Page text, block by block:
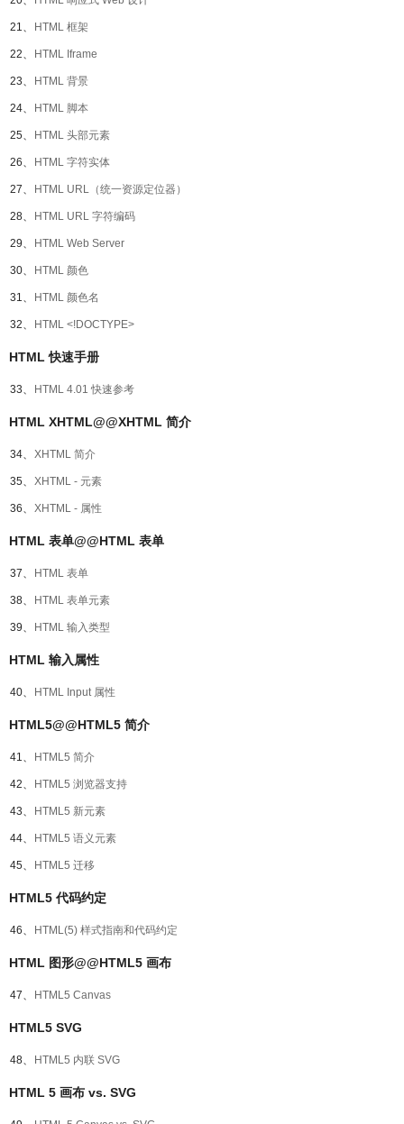
21、 HTML 框架
22、 HTML Iframe
23、 HTML 背景
24、 HTML 脚本
25、 HTML 头部元素
26、 HTML 字符实体
27、 HTML URL（统一资源定位器）
28、 HTML URL 字符编码
29、 HTML Web Server
30、 HTML 颜色
31、 HTML 颜色名
32、 HTML <!DOCTYPE>
HTML 快速手册
33、 HTML 4.01 快速参考
HTML XHTML@@XHTML 简介
34、 XHTML 简介
35、 XHTML - 元素
36、 XHTML - 属性
HTML 表单@@HTML 表单
37、 HTML 表单
38、 HTML 表单元素
39、 HTML 输入类型
HTML 输入属性
40、 HTML Input 属性
HTML5@@HTML5 简介
41、 HTML5 简介
42、 HTML5 浏览器支持
43、 HTML5 新元素
44、 HTML5 语义元素
45、 HTML5 迁移
HTML5 代码约定
46、 HTML(5) 样式指南和代码约定
HTML 图形@@HTML5 画布
47、 HTML5 Canvas
HTML5 SVG
48、 HTML5 内联 SVG
HTML 5 画布 vs. SVG